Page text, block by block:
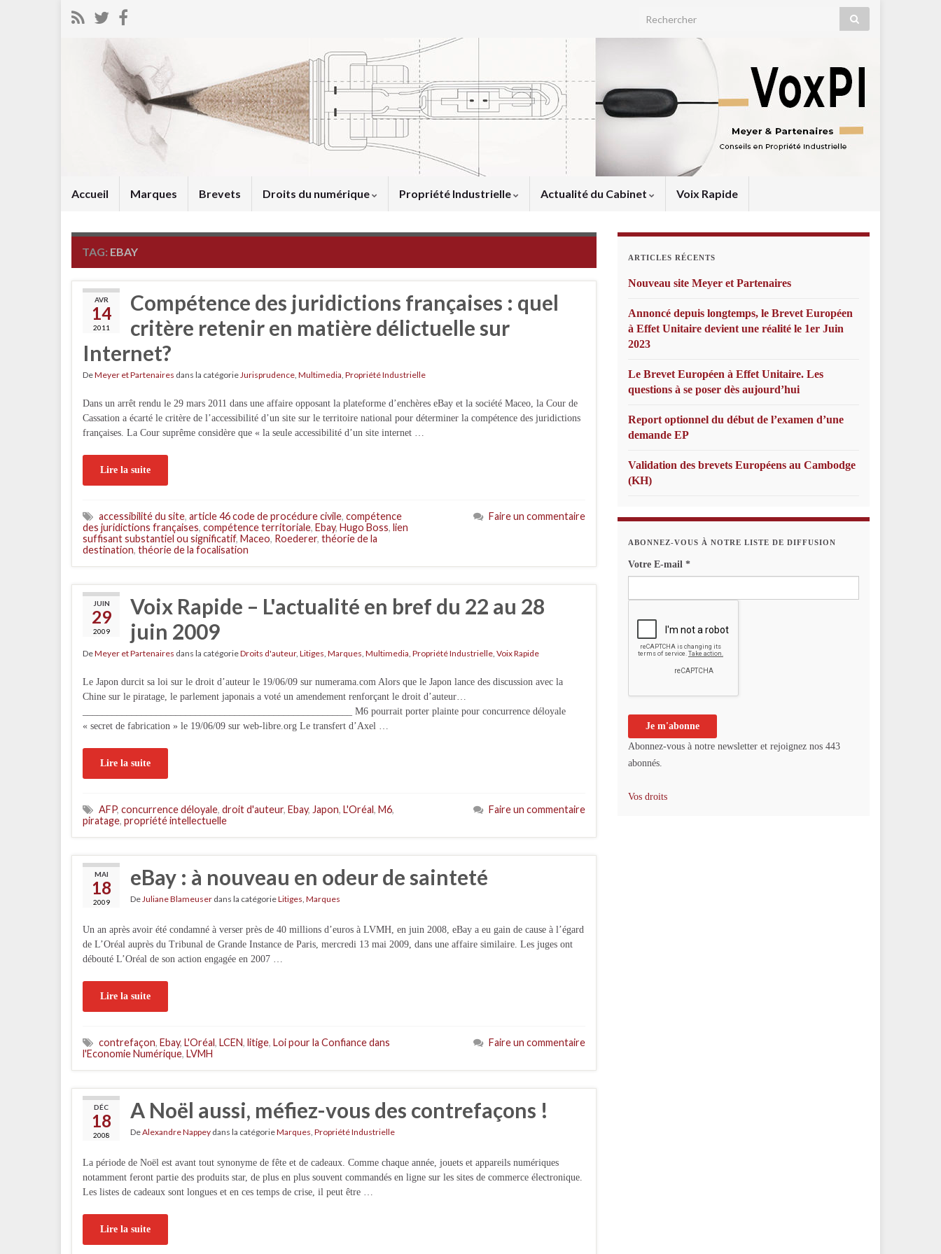
Search for:
Accueil Marques Brevets Droits du numérique Propriété Industrielle Actualité du Cabinet Voix Rapide
TAG: EBAY
AVR
14
2011
Compétence des juridictions françaises : quel
critère retenir en matière délictuelle sur
Internet?
DeMeyer et Partenaires dans la catégorieJurisprudence, Multimedia, Propriété Industrielle
Dans un arrêt rendu le 29 mars 2011 dans une affaire opposant la plateforme d’enchères eBay et la société Maceo, la Cour de
Cassation a écarté le critère de l’accessibilité d’un site sur le territoire national pour déterminer la compétence des juridictions
françaises. La Cour suprême considère que « la seule accessibilité d’un site internet …
Lire la suite
accessibilité du site, article 46 code de procédure civile, compétence
des juridictions françaises, compétence territoriale, Ebay, Hugo Boss, lien
suffisant substantiel ou significatif, Maceo, Roederer, théorie de la
destination, théorie de la focalisation
Faire un commentaire
JUIN
29
2009
Voix Rapide – L'actualité en bref du 22 au 28
juin 2009
DeMeyer et Partenaires dans la catégorieDroits d'auteur, Litiges, Marques, Multimedia, Propriété Industrielle, Voix Rapide
Le Japon durcit sa loi sur le droit d’auteur le 19/06/09 sur numerama.com Alors que le Japon lance des discussion avec la
Chine sur le piratage, le parlement japonais a voté un amendement renforçant le droit d’auteur…
_______________________________________________________ M6 pourrait porter plainte pour concurrence déloyale
« secret de fabrication » le 19/06/09 sur web-libre.org Le transfert d’Axel …
Lire la suite
AFP, concurrence déloyale, droit d'auteur, Ebay, Japon, L'Oréal, M6,
piratage, propriété intellectuelle
Faire un commentaire
MAI
18
2009
eBay : à nouveau en odeur de sainteté
DeJuliane Blameuser dans la catégorieLitiges, Marques
Un an après avoir été condamné à verser près de 40 millions d’euros à LVMH, en juin 2008, eBay a eu gain de cause à l’égard
de L’Oréal auprès du Tribunal de Grande Instance de Paris, mercredi 13 mai 2009, dans une affaire similaire. Les juges ont
débouté L’Oréal de son action engagée en 2007 …
Lire la suite
contrefaçon, Ebay, L'Oréal, LCEN, litige, Loi pour la Confiance dans
l'Economie Numérique, LVMH
Faire un commentaire
DÉC
18
2008
A Noël aussi, méfiez-vous des contrefaçons !
DeAlexandre Nappey dans la catégorieMarques, Propriété Industrielle
La période de Noël est avant tout synonyme de fête et de cadeaux. Comme chaque année, jouets et appareils numériques
notamment feront partie des produits star, de plus en plus souvent commandés en ligne sur les sites de commerce électronique.
Les listes de cadeaux sont longues et en ces temps de crise, il peut être …
Lire la suite
ARTICLES RÉCENTS
Nouveau site Meyer et Partenaires
Annoncé depuis longtemps, le Brevet Européen
à Effet Unitaire devient une réalité le 1er Juin
2023
Le Brevet Européen à Effet Unitaire. Les
questions à se poser dès aujourd’hui
Report optionnel du début de l’examen d’une
demande EP
Validation des brevets Européens au Cambodge
(KH)
ABONNEZ-VOUS À NOTRE LISTE DE DIFFUSION
Votre E-mail *
Abonnez-vous à notre newsletter et rejoignez nos 443
abonnés.
Vos droits